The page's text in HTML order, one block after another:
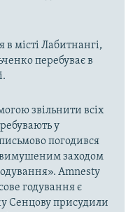
місті Лабитнангі,
перебуває в
звільнити всіх
у
погодився
заходом
Amnesty
годування є
Сенцову присудили